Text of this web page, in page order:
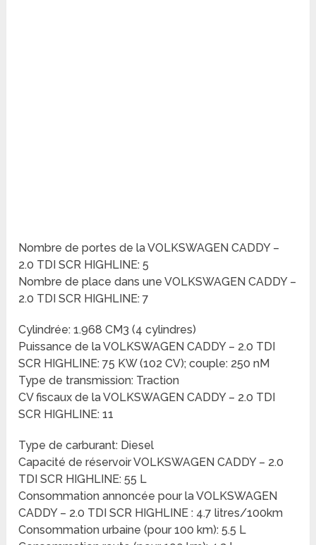
Nombre de portes de la VOLKSWAGEN CADDY –
2.0 TDI SCR HIGHLINE: 5
Nombre de place dans une VOLKSWAGEN CADDY –
2.0 TDI SCR HIGHLINE: 7
Cylindrée: 1.968 CM3 (4 cylindres)
Puissance de la VOLKSWAGEN CADDY – 2.0 TDI
SCR HIGHLINE: 75 KW (102 CV); couple: 250 nM
Type de transmission: Traction
CV fiscaux de la VOLKSWAGEN CADDY – 2.0 TDI
SCR HIGHLINE: 11
Type de carburant: Diesel
Capacité de réservoir VOLKSWAGEN CADDY – 2.0
TDI SCR HIGHLINE: 55 L
Consommation annoncée pour la VOLKSWAGEN
CADDY – 2.0 TDI SCR HIGHLINE : 4.7 litres/100km
Consommation urbaine (pour 100 km): 5.5 L